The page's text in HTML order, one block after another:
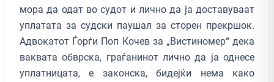
мора да одат во судот и лично да ја доставуваат
уплатата за судски паушал за сторен прекршок.
Адвокатот Ѓорѓи Поп Кочев за „Вистиномер“ дека
ваквата обврска, граѓанинот лично да ја однесе
уплатницата, е законска, бидејќи нема како